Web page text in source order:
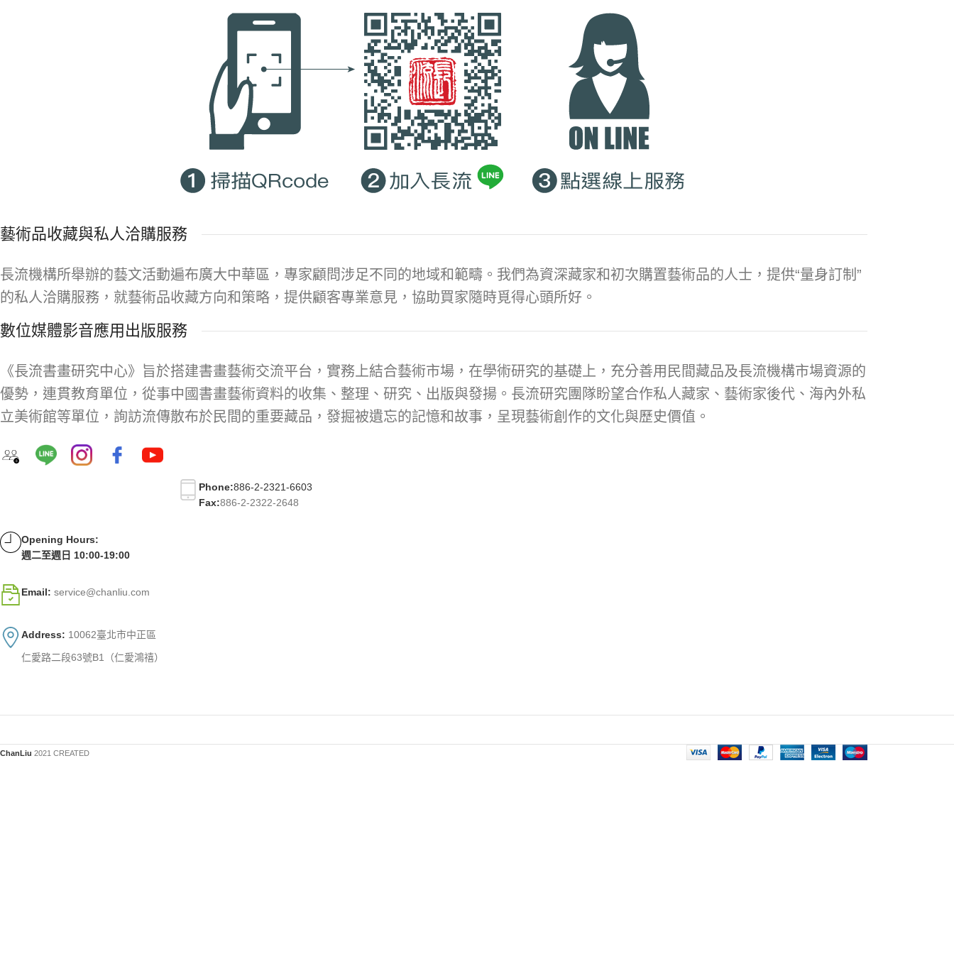
藝術品收藏與私人洽購服務
長流機構所舉辦的藝文活動遍布廣大中華區，專家顧問涉足不同的地域和範疇。我們為資深藏家和初次購置藝術品的人士，提供“量身訂制”
的私人洽購服務，就藝術品收藏方向和策略，提供顧客專業意見，協助買家隨時覓得心頭所好。
數位媒體影音應用出版服務
《長流書畫研究中心》旨於搭建書畫藝術交流平台，實務上結合藝術市場，在學術研究的基礎上，充分善用民間藏品及長流機構市場資源的
優勢，連貫教育單位，從事中國書畫藝術資料的收集、整理、研究、出版與發揚。長流研究團隊盼望合作私人藏家、藝術家後代、海內外私
立美術館等單位，詢訪流傳散布於民間的重要藏品，發掘被遺忘的記憶和故事，呈現藝術創作的文化與歷史價值。
Phone:886-2-2321-6603
Fax:886-2-2322-2648
Opening Hours:
週二至週日 10:00-19:00
Email: service@chanliu.com
Address: 10062臺北市中正區
仁愛路二段63號B1（仁愛鴻禧）
ChanLiu 2021 CREATED